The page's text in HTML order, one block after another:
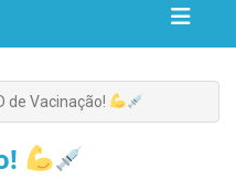
de Vacinação!